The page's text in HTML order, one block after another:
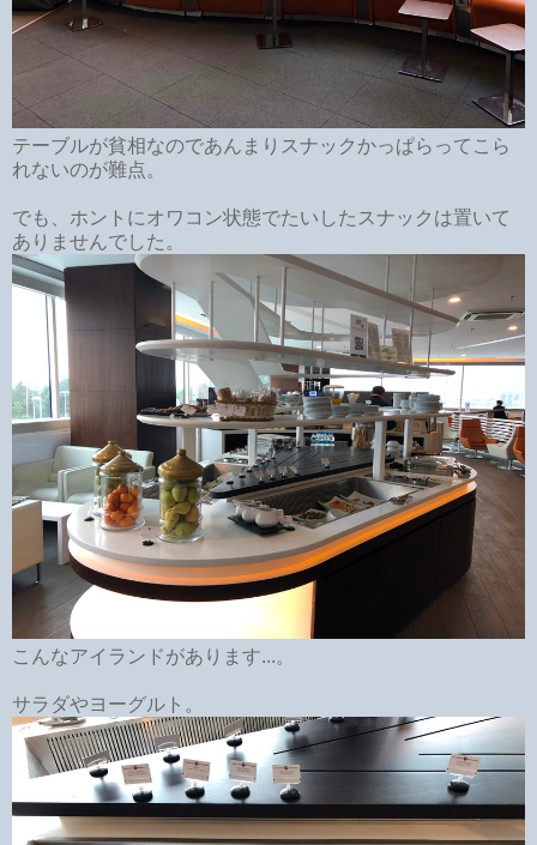
テーブルが貧相なのであんまりスナックかっぱらってこら
れないのが難点。
でも、ホントにオワコン状態でたいしたスナックは置いて
ありませんでした。
こんなアイランドがあります...。
サラダやヨーグルト。